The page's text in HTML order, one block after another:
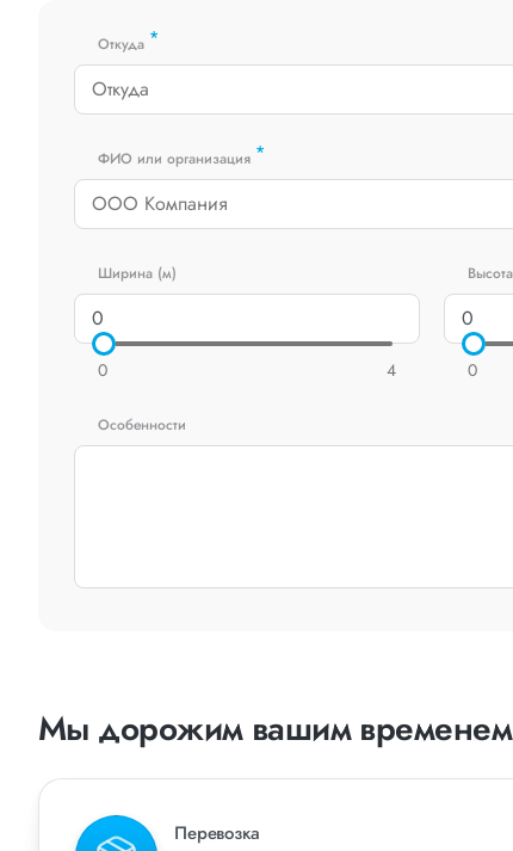
Откуда *
ФИО или организация *
Ширина (м)
0 4 0
Особенности
Мы дорожим вашим временем
Перевозка